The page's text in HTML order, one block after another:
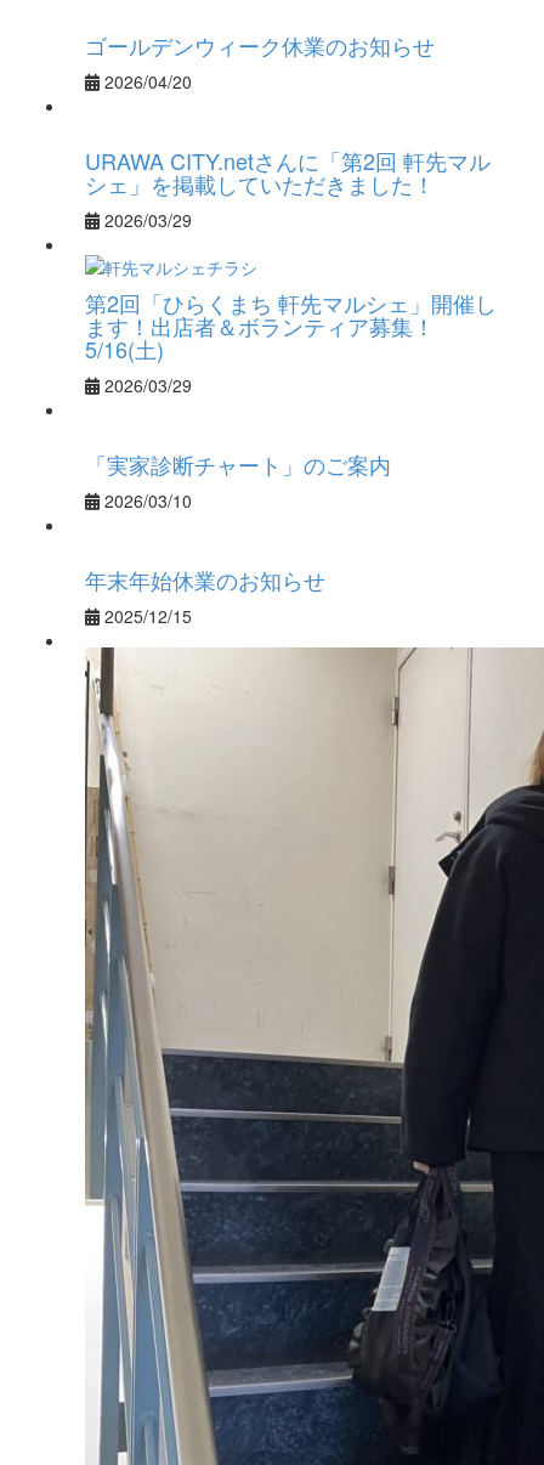
ゴールデンウィーク休業のお知らせ
2026/04/20
URAWA CITY.netさんに「第2回 軒先マル
シェ」を掲載していただきました！
2026/03/29
第2回「ひらくまち 軒先マルシェ」開催し
ます！出店者＆ボランティア募集！
5/16(土)
2026/03/29
「実家診断チャート」のご案内
2026/03/10
年末年始休業のお知らせ
2025/12/15